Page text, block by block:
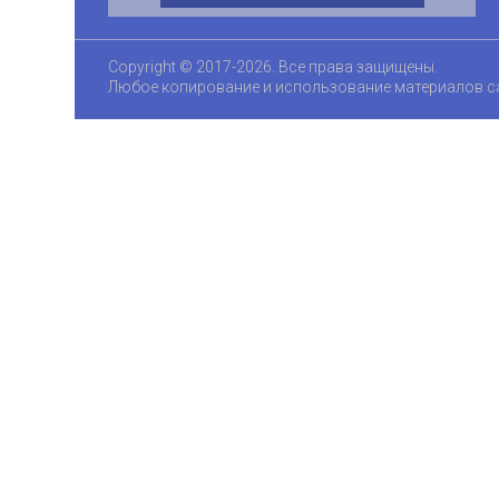
Copyright © 2017-2026. Все права защищены.
Любое копирование и использование материалов